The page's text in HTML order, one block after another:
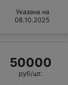
Указана на
08.10.2025
50000
руб/шт.